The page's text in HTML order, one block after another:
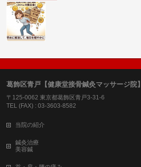
葛飾区青戸【健康堂接骨鍼灸マッサージ院】
〒125-0062 東京都葛飾区青戸3-31-6
TEL (FAX) : 03-3603-8582
当院の紹介
鍼灸治療
美容鍼